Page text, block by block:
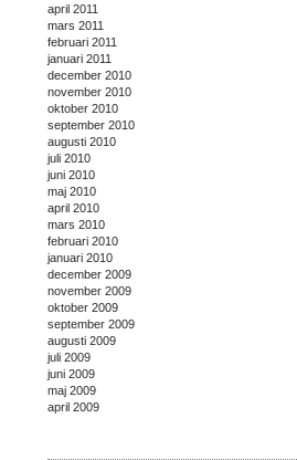
april 2011
mars 2011
februari 2011
januari 2011
december 2010
november 2010
oktober 2010
september 2010
augusti 2010
juli 2010
juni 2010
maj 2010
april 2010
mars 2010
februari 2010
januari 2010
december 2009
november 2009
oktober 2009
september 2009
augusti 2009
juli 2009
juni 2009
maj 2009
april 2009